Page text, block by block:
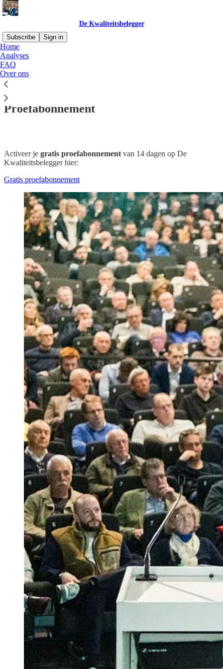
De Kwaliteitsbelegger
Subscribe
Sign in
Home
Analyses
FAQ
Over ons
Proefabonnement
Activeer je gratis proefabonnement van 14 dagen op De
Kwaliteitsbelegger hier:
Gratis proefabonnement